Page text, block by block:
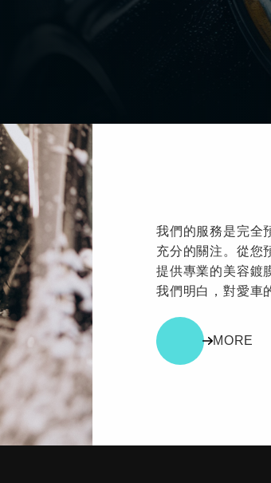
我們的服務是完全
充分的關注。從您
提供專業的美容鍍
我們明白，對愛車
MORE